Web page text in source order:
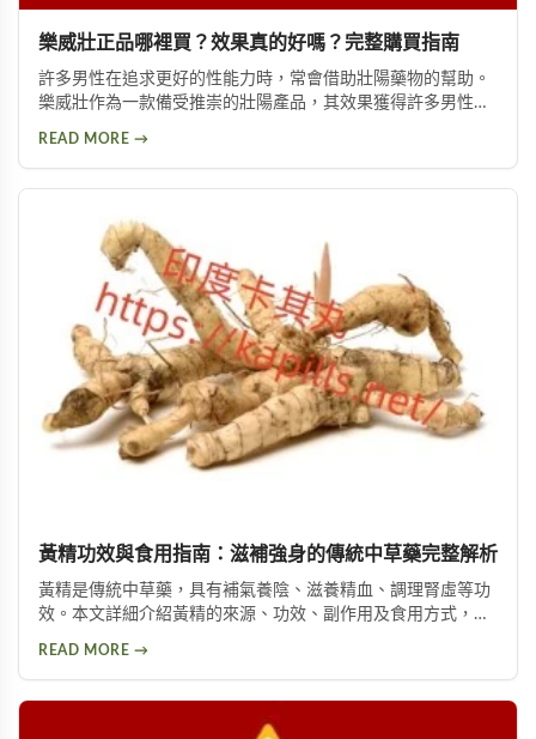
樂威壯正品哪裡買？效果真的好嗎？完整購買指南
許多男性在追求更好的性能力時，常會借助壯陽藥物的幫助。
樂威壯作為一款備受推崇的壯陽產品，其效果獲得許多男性朋
READ MORE →
黃精功效與食用指南：滋補強身的傳統中草藥完整解析
黃精是傳統中草藥，具有補氣養陰、滋養精血、調理腎虛等功
效。本文詳細介紹黃精的來源、功效、副作用及食用方式，包
READ MORE →